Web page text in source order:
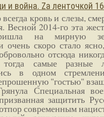
и война. Zа ленточкой
кровь и слезы,
Весной 2014-го эта
на мирную
очень скоро стало
отсюда
самые разные
в одном
"гостью"
Специальная
защитить
современным